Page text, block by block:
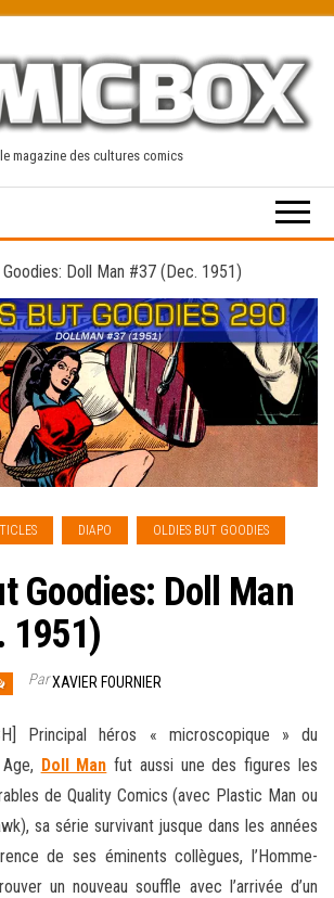
le magazine des cultures comics
Doll Man #37 (Dec. 1951)
DIAPO OLDIES BUT GOODIES
Goodies: Doll Man
1951)
ParXAVIER FOURNIER
Principal héros « microscopique » du
Doll Man fut aussi une des figures les
de Quality Comics (avec Plastic Man ou
sa série survivant jusque dans les années
de ses éminents collègues, l’Homme-
un nouveau souffle avec l’arrivée d’un